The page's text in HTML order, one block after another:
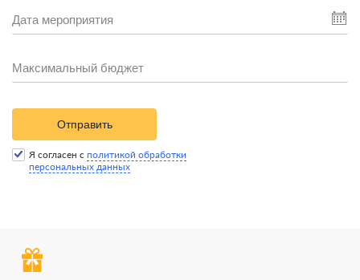
Отправить
Я согласен с политикой обработки
персональных данных